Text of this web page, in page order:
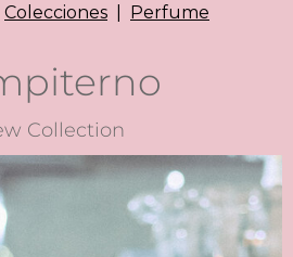
Colecciones Perfume
Collection